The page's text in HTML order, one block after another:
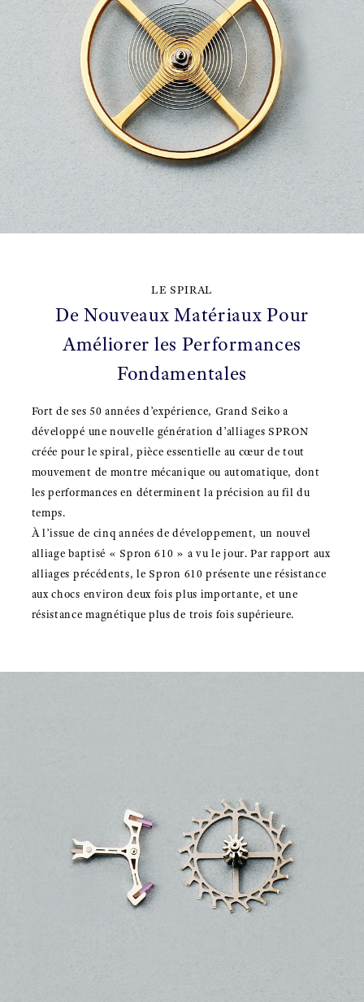
LE SPIRAL
De Nouveaux Matériaux Pour
Améliorer les Performances
Fondamentales
Fort de ses 50 années d’expérience, Grand Seiko a
développé une nouvelle génération d’alliages SPRON
créée pour le spiral, pièce essentielle au cœur de tout
mouvement de montre mécanique ou automatique, dont
les performances en déterminent la précision au fil du
temps.
À l’issue de cinq années de développement, un nouvel
alliage baptisé « Spron 610 » a vu le jour. Par rapport aux
alliages précédents, le Spron 610 présente une résistance
aux chocs environ deux fois plus importante, et une
résistance magnétique plus de trois fois supérieure.